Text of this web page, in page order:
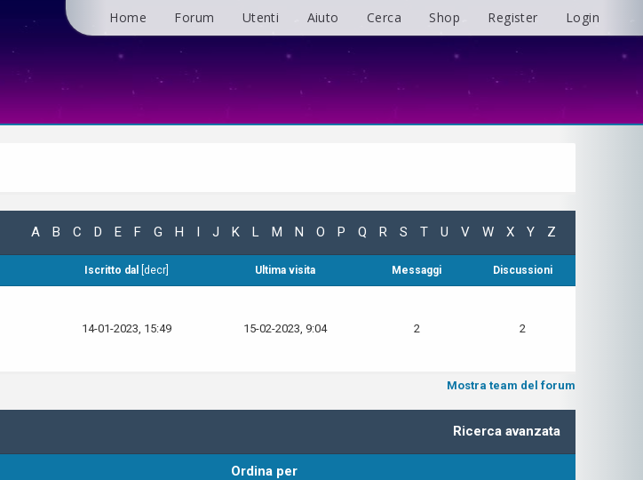
Home Forum Utenti Aiuto Cerca Shop Register Login
A B C D E F G H I J K L M N O P Q R S T U V W X Y Z
Iscritto dal decr Ultima visita Messaggi Discussioni
14-01-2023, 15:49 15-02-2023, 9:04 2 2
Mostra team del forum
Ricerca avanzata
Ordina per